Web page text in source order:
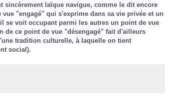
sincèrement laïque navigue, comme le dit encore
vue "engagé" qui s'exprime dans sa vie privée et un
se voit occupant parmi les autres un point de vue
de ce point de vue "désengagé" fait d'ailleurs
tradition culturelle, à laquelle on tient
social).